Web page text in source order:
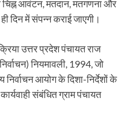
चिह्न आवंटन, मतदान, मतगणना और
दिन में संपन्न कराई जाएगी।
उत्तर प्रदेश पंचायत राज
नियमावली, 1994, जो
आयोग के दिशा-निर्देशों के
संबंधित ग्राम पंचायत